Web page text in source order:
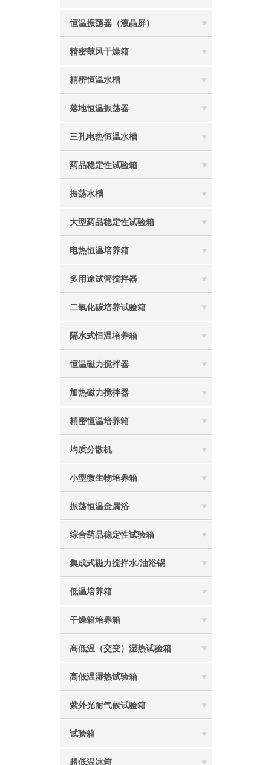
恒温振荡器（液晶屏）
精密鼓风干燥箱
精密恒温水槽
落地恒温振荡器
三孔电热恒温水槽
药品稳定性试验箱
振荡水槽
大型药品稳定性试验箱
电热恒温培养箱
多用途试管搅拌器
二氧化碳培养试验箱
隔水式恒温培养箱
恒温磁力搅拌器
加热磁力搅拌器
精密恒温培养箱
均质分散机
小型微生物培养箱
振荡恒温金属浴
综合药品稳定性试验箱
集成式磁力搅拌水/油浴锅
低温培养箱
干燥箱培养箱
高低温（交变）湿热试验箱
高低温湿热试验箱
紫外光耐气候试验箱
试验箱
超低温冰箱